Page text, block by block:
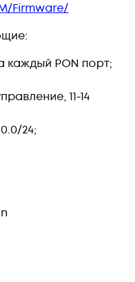
Firmware/
каждый PON порт;
11-14
24;